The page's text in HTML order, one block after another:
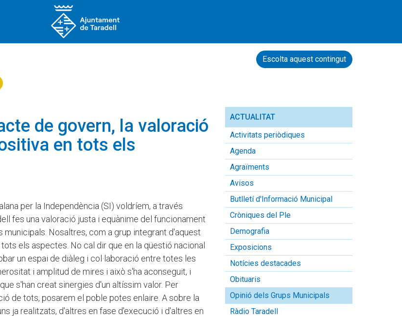
Escolta aquest contingut
de govern, la valoració
en tots els
per la Independència (SI) voldríem, a través
fes una valoració justa i equànime del funcionament
Nosaltres, com a grup integrant d'aquest
els aspectes. No cal dir que en la qüestió nacional
un espai de diàleg i col·laboració entre totes les
i amplitud de mires i això s'ha aconseguit, i
s'han creat sinergies d'un altíssim valor. Per
de tots, posarem el poble potes enlaire. A sobre la
ja realitzats, d'altres en fase d'execució i d'altres en
ACTUALITAT
Activitats periòdiques
Agenda
Agraïments
Avisos
Butlletí d'Informació Municipal
Cròniques del Ple
Demografia
Exposicions
Notícies destacades
Obituaris
Opinió dels Grups Municipals
Ràdio Taradell